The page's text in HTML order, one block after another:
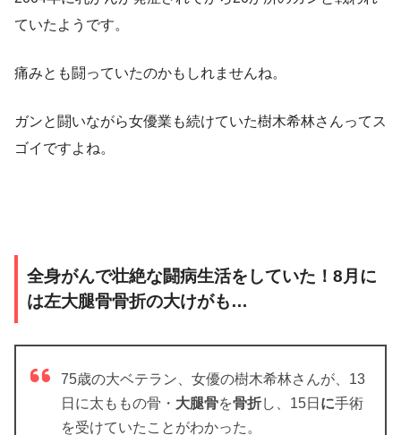
ていたようです。
痛みとも闘っていたのかもしれませんね。
ガンと闘いながら女優業も続けていた樹木希林さんってス
ゴイですよね。
全身がんで壮絶な闘病生活をしていた！8月に
は左大腿骨骨折の大けがも…
75歳の大ベテラン、 女優の樹木希林さんが、13
日に太ももの骨・ 大腿骨を骨折し、15日 に手術
を受けていたことがわかった。